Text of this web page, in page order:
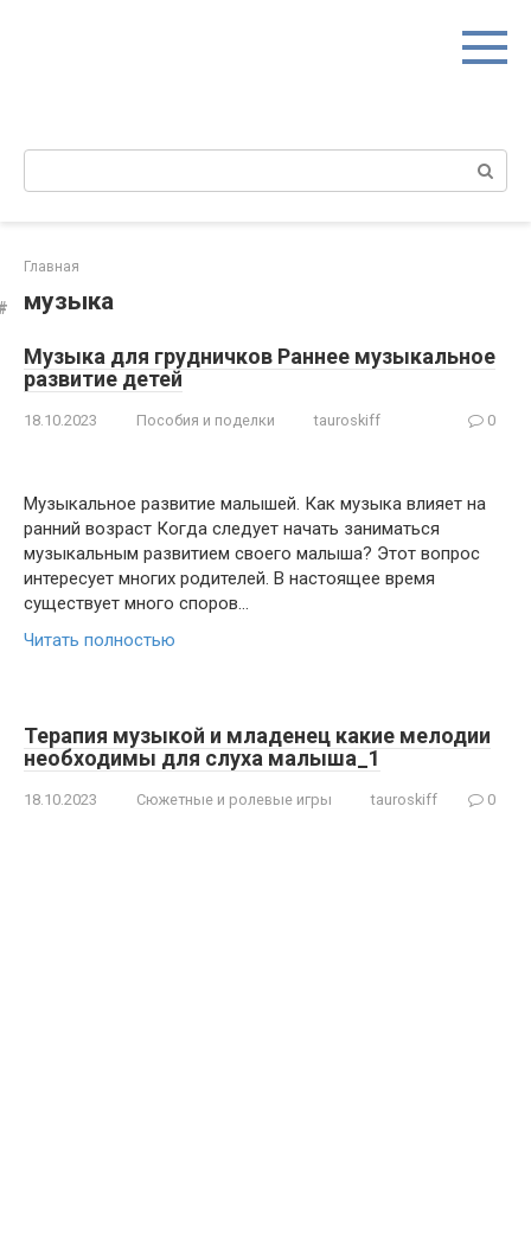
Поиск:
Главная
музыка
Музыка для грудничков Раннее музыкальное
развитие детей
18.10.2023 Пособия и поделки tauroskiff 0
Музыкальное развитие малышей. Как музыка влияет на
ранний возраст Когда следует начать заниматься
музыкальным развитием своего малыша? Этот вопрос
интересует многих родителей. В настоящее время
существует много споров…
Читать полностью
Терапия музыкой и младенец какие мелодии
необходимы для слуха малыша_1
18.10.2023 Сюжетные и ролевые игры tauroskiff 0